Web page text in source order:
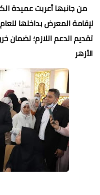
من جانبها أعربت عميدة
لإقامة المعرض بداخلها
تقديم الدعم اللازم؛
الأزهر